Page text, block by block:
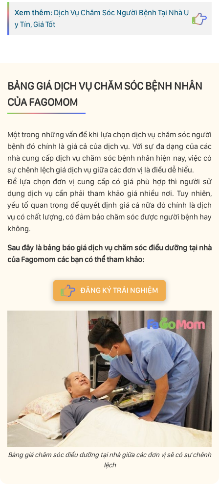
Xem thêm: Dịch Vụ Chăm Sóc Người Bệnh Tại Nhà U
y Tín, Giá Tốt
BẢNG GIÁ DỊCH VỤ CHĂM SÓC BỆNH NHÂN
CỦA FAGOMOM
Một trong những vấn đề khi lựa chọn dịch vụ chăm sóc người
bệnh đó chính là giá cả của dịch vụ. Với sự đa dạng của các
nhà cung cấp dịch vụ chăm sóc bệnh nhân hiện nay, việc có
sự chênh lệch giá dịch vụ giữa các đơn vị là điều dễ hiểu.
Để lựa chọn đơn vị cung cấp có giá phù hợp thì người sử
dụng dịch vụ cần phải tham khảo giá nhiều nơi. Tuy nhiên,
yếu tố quan trọng để quyết định giá cả nữa đó chính là dịch
vụ có chất lượng, có đảm bảo chăm sóc được người bệnh hay
không.
Sau đây là bảng báo giá dịch vụ chăm sóc điều dưỡng tại nhà
của Fagomom các bạn có thể tham khảo:
ĐĂNG KÝ TRẢI NGHIỆM
Bảng giá chăm sóc điều dưỡng tại nhà giữa các đơn vị sẽ có sự chênh
lệch